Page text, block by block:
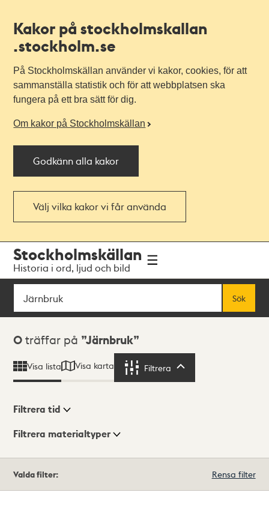
Kakor på stockholmskallan
.stockholm.se
På Stockholmskällan använder vi kakor, cookies, för att
sammanställa statistik och för att webbplatsen ska
fungera på ett bra sätt för dig.
Om kakor på Stockholmskällan
Godkänn alla kakor
Välj vilka kakor vi får använda
navigationen
huvudinnehållet
Stockholmskällan
Historia i ord, ljud och bild
Sök
Sök
Sökresultat
0 träffar på Järnbruk
Visa lista Visa karta Filtrera
Visningsläge
Filtrera tid
Filtrera materialtyper
träffar
Valda filter: Rensa filter